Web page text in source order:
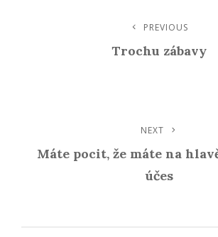
PREVIOUS
Trochu zábavy
Post
NEXT
Máte pocit, že máte na
účes